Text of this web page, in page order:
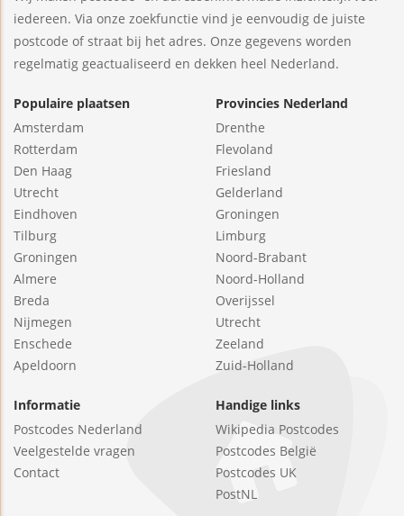
iedereen. Via onze zoekfunctie vind je eenvoudig de juiste
postcode of straat bij het adres. Onze gegevens worden
regelmatig geactualiseerd en dekken heel Nederland.
Populaire plaatsen
Amsterdam
Rotterdam
Den Haag
Utrecht
Eindhoven
Tilburg
Groningen
Almere
Breda
Nijmegen
Enschede
Apeldoorn
Provincies Nederland
Drenthe
Flevoland
Friesland
Gelderland
Groningen
Limburg
Noord-Brabant
Noord-Holland
Overijssel
Utrecht
Zeeland
Zuid-Holland
Informatie
Postcodes Nederland
Veelgestelde vragen
Contact
Handige links
Wikipedia Postcodes
Postcodes België
Postcodes UK
PostNL